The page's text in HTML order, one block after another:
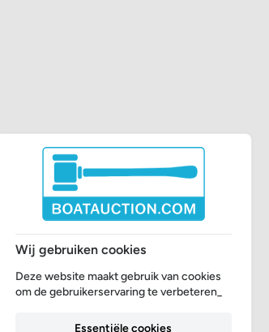
Wij gebruiken cookies
Deze website maakt gebruik van cookies
om de gebruikerservaring te verbeteren_
Essentiële cookies